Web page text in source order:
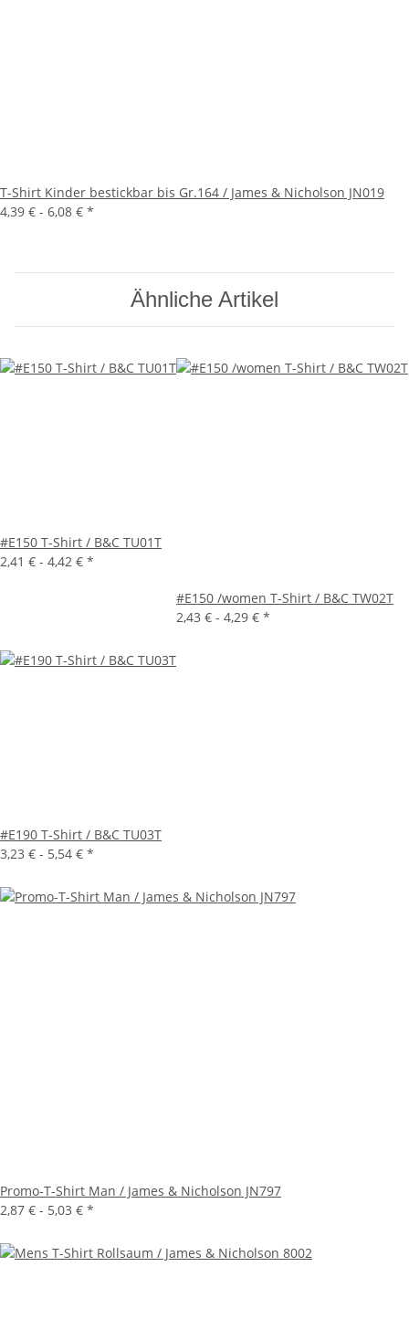
T-Shirt Kinder bestickbar bis Gr.164 / James & Nicholson JN019
4,39 € - 6,08 € *
Ähnliche Artikel
#E150 T-Shirt / B&C TU01T
2,41 € - 4,42 € *
#E150 /women T-Shirt / B&C TW02T
2,43 € - 4,29 € *
#E190 T-Shirt / B&C TU03T
3,23 € - 5,54 € *
Promo-T-Shirt Man / James & Nicholson JN797
2,87 € - 5,03 € *